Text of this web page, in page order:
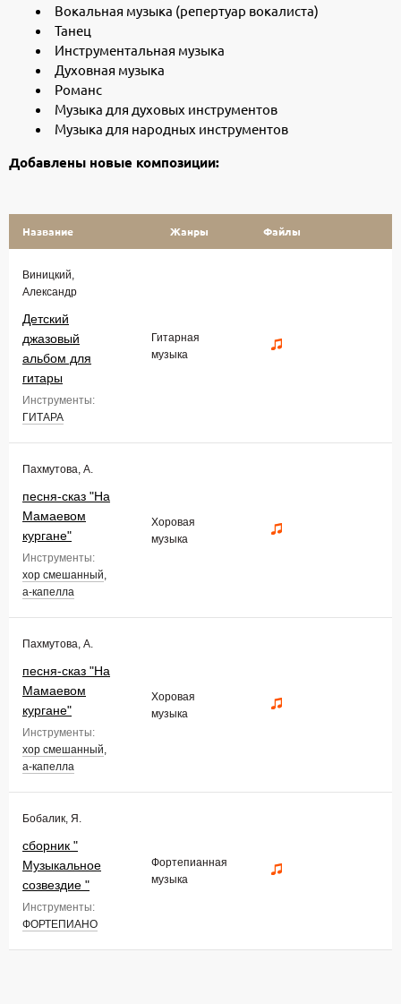
Вокальная музыка (репертуар вокалиста)
Танец
Инструментальная музыка
Духовная музыка
Романс
Музыка для духовых инструментов
Музыка для народных инструментов
Добавлены новые композиции:
Название Жанры Файлы
Виницкий,
Александр
Детский
джазовый
альбом для
гитары
Инструменты:
ГИТАРА
Гитарная
музыка
Пахмутова, А.
песня-сказ "На
Мамаевом
кургане"
Инструменты:
хор смешанный,
а-капелла
Хоровая
музыка
Пахмутова, А.
песня-сказ "На
Мамаевом
кургане"
Инструменты:
хор смешанный,
а-капелла
Хоровая
музыка
Бобалик, Я.
сборник "
Музыкальное
созвездие "
Инструменты:
ФОРТЕПИАНО
Фортепианная
музыка